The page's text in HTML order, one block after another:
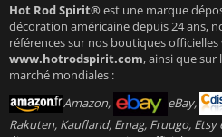
Hot Rod Spirit®est une marque
décoration américaine depuis 24 ans,
références sur nos boutiques officielles
www.hotrodspirit.com, ainsi que sur
marché mondiales :
Amazon,
eBay,
Rakuten, Kaufland, Emag, Fruugo, Etsy